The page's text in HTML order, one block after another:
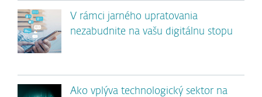
V rámci jarného upratovania
nezabudnite na vašu digitálnu stopu
Ako vplýva technologický sektor na